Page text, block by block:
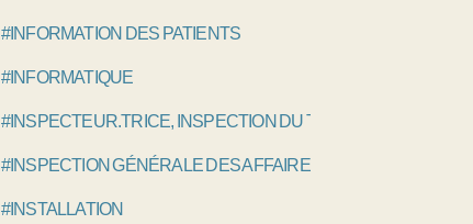
#INFORMATION DES PATIENTS
#INFORMATIQUE
#INSPECTEUR.TRICE, INSPECTION DU TRAVAIL
#INSPECTION GÉNÉRALE DES AFFAIRES SOCIALES, IGAS
#INSTALLATION